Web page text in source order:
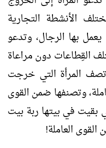
الأنشطة التجارية
بها الرجال، وتدعو
القِطاعات دون مراعاة
وتصف المرأة التي خرجت
وتصنفها ضمن القوى
بقيت في بيتها ربة بيت
العاملة!